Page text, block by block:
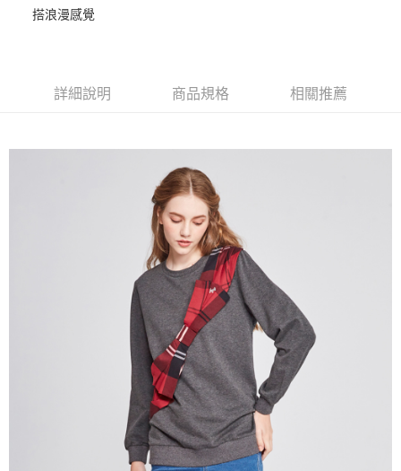
大哥付你分期
2.付款方式選擇「大哥付你分期」，訂單成立後會自動跳轉到大哥付的交易
流程，驗證手機門號後，選擇欲分期的期數、繳款截止日，確認付款後即完
4.訂單成立30分鐘內，如未前往確認交易或遇審核未通過，訂單將自動取
消。如遇「轉專審核」未通過狀況，表示未達大哥付你分期系統評分，恕無
1.分期款項不併入電信帳單，「大哥付你分期」於每月結算日後寄送繳費提
2.透過簡訊連結打開帳單後，可選擇「超商條碼／台灣大直營門市／銀行轉
帳／街口支付／iPASS MONEY」等通路繳費。
1.本服務係由「台灣大哥大股份有限公司」（以下簡稱本公司）所提供，讓
用戶於交易時，得透過本服務購買商品或服務，並由商店將買賣／分期付款
買賣價金債權讓與本公司後，依約使用本公司帳單繳交帳款。
2.基於同意付款使用「大哥付你分期」之契約關係目的，商店將以您的個人
資料（包含姓名、電話或地址）提供予台灣大哥大進項蒐集、處理及利用，
由本公司與您本人進行分期帳單所需資料之確認、核對及更正。
3.完整用戶服務條款，請詳閱以下連結： https://oppay.tw/userRule
相關說明
２．便利：只要手機號碼，簡訊認證，即可結帳。
３．安心：先確認商品／服務後，再付款。
【「AFTEE先享後付」結帳流程】
１．於結帳方式選擇「AFTEE先享後付」後，將跳轉至「AFTEE先享後付」
結帳頁面，進行簡訊認證並確認金額後，即可完成結帳。
２．訂單成立數日內，您將收到繳費通知簡訊。
３．收到繳費通知簡訊後14天內，點擊此簡訊中的連結，可透過四大超商／
ATM／網路銀行／等多元方式進行付款，方視為交易完成。
※ 請注意：結帳手續完成當下不需立刻繳費，但若您需要取消訂單，請聯絡
購買商品的店家。未經商家同意取消之訂單仍視為有效，需透過AFTEE先享
※ 交易是否成功請以「AFTEE先享後付 」之結帳頁面顯示為準，若有關於
是否繳費成功／繳費後需取消欲退款等相關疑問，請聯繫「AFTEE先享後付
https://netprotections.freshdesk.com/support/home
１．透過由恩沛科技股份有限公司提供之「AFTEE先享後付」服務完成之交
易，需依本服務之必要範圍內提供個人資料，並將交易相關給付款項請求債
每筆NT$80，滿NT$2,000(含以上)免運費
每筆NT$80，滿NT$2,000(含以上)免運費
每筆NT$80，滿NT$2,000(含以上)免運費
每筆NT$80，滿NT$2,000(含以上)免運費
每筆NT$80，滿NT$2,000(含以上)免運費
搭浪漫感覺
詳細說明 商品規格 相關推薦